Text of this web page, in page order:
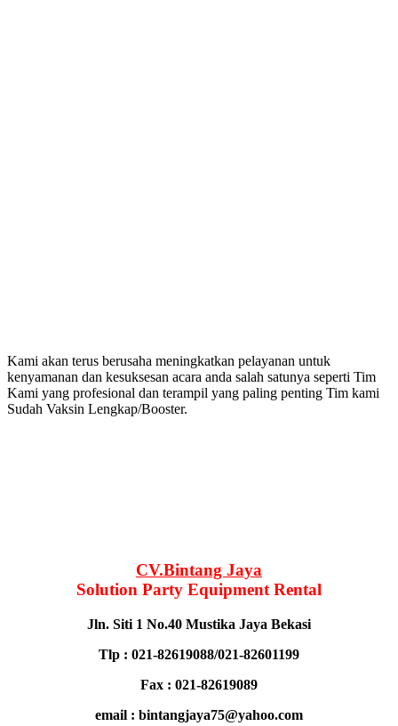
Kami akan terus berusaha meningkatkan pelayanan untuk
kenyamanan dan kesuksesan acara anda salah satunya seperti Tim
Kami yang profesional dan terampil yang paling penting Tim kami
Sudah Vaksin Lengkap/Booster.
CV.Bintang Jaya
Solution Party Equipment Rental
Jln. Siti 1 No.40 Mustika Jaya Bekasi
Tlp : 021-82619088/021-82601199
Fax : 021-82619089
email : bintangjaya75@yahoo.com